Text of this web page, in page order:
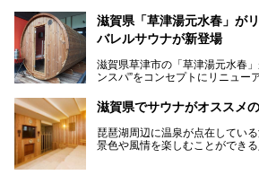
この記事は北近江リゾート 天然
す。
ープン。湖からそよぐ爽やかな
が楽しめます。
を打てるのも醍醐味の一つ。そ
イドル」の現役アーティスト。
滋賀県「草津湯元水春」が
バレルサウナが新登場
滋賀県草津市の「草津湯元水春
ンスパ”をコンセプトにリニュー
たほか、岩盤房やバレルサウナ
産地消をテーマにしたレストラ
今回新しくなった「草津湯元水
紹介します。
滋賀県でサウナがオススメ
琵琶湖周辺に温泉が点在してい
景色や風情を楽しむことができ